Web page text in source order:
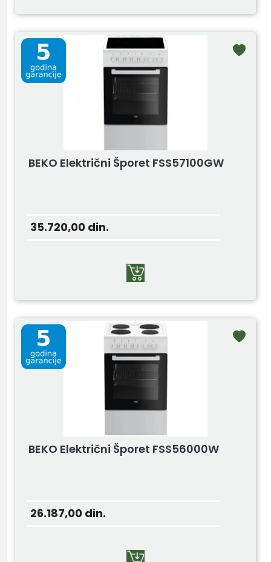
BEKO Električni Šporet FSS57100GW
35.720,00 din.
BEKO Električni Šporet FSS56000W
26.187,00 din.